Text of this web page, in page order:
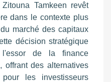
Tamkeen revêt
dans le contexte plus
marché des capitaux
décision stratégique
l'essor de la finance
offrant des alternatives
les investisseurs